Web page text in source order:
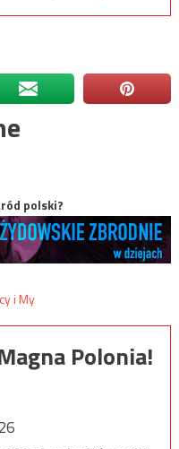
polski?
Polonia!